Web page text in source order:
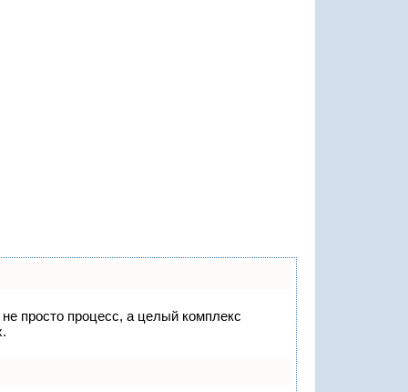
просто процесс, а целый комплекс